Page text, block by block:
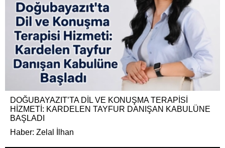
DOĞUBAYAZIT’TA DİL VE KONUŞMA TERAPİSİ
HİZMETİ: KARDELEN TAYFUR DANIŞAN KABULÜNE
BAŞLADI
Haber: Zelal İlhan